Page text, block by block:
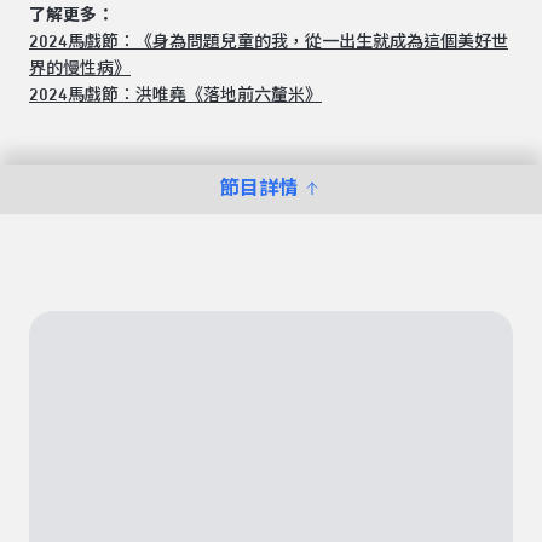
節目詳情
了解更多：
2024馬戲節：《身為問題兒童的我，從一出生就成為這個美好世
界的慢性病》
2024馬戲節：洪唯堯《落地前六釐米》